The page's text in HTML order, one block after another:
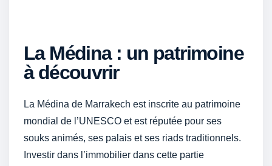
La Médina : un patrimoine
à découvrir
La Médina de Marrakech est inscrite au patrimoine
mondial de l’UNESCO et est réputée pour ses
souks animés, ses palais et ses riads traditionnels.
Investir dans l’immobilier dans cette partie